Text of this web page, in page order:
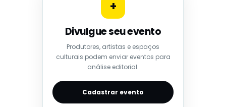
+
Divulgue seu evento
Produtores, artistas e espaços
culturais podem enviar eventos para
análise editorial.
Cadastrar evento